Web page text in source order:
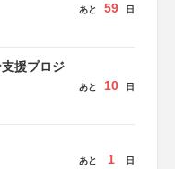
あと 59 日
援プロジ
あと 10 日
あと 1 日